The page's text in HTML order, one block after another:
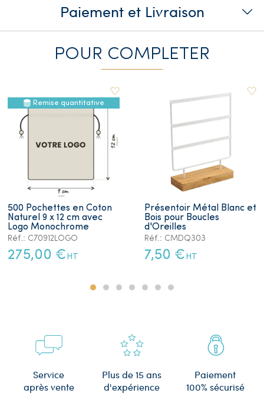
Paiement et Livraison
POUR COMPLETER
Remise quantitative
500 Pochettes en Coton
Naturel 9 x 12 cm avec
Logo Monochrome
Réf.: C70912LOGO
275,00 € HT
Présentoir Métal Blanc et
Bois pour Boucles
d'Oreilles
Réf.: CMDQ303
7,50 € HT
Service
après vente
Plus de 15 ans
d'expérience
Paiement
100% sécurisé